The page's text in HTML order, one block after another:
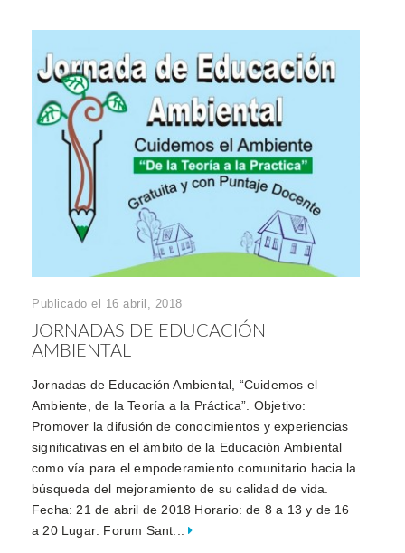
Publicado el 16 abril, 2018
JORNADAS DE EDUCACIÓN
AMBIENTAL
Jornadas de Educación Ambiental, “Cuidemos el
Ambiente, de la Teoría a la Práctica”. Objetivo:
Promover la difusión de conocimientos y experiencias
significativas en el ámbito de la Educación Ambiental
como vía para el empoderamiento comunitario hacia la
búsqueda del mejoramiento de su calidad de vida.
Fecha: 21 de abril de 2018 Horario: de 8 a 13 y de 16
a 20 Lugar: Forum Sant...